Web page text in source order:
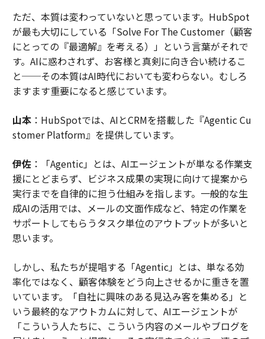
ただ、本質は変わっていないと思っています。HubSpot
が最も大切にしている「Solve For The Customer（顧客
にとっての『最適解』を考える）」という言葉がそれで
す。AIに惑わされず、お客様と真剣に向き合い続けるこ
と──その本質はAI時代においても変わらない。むしろ
ますます重要になると感じています。
山本：HubSpotでは、AIとCRMを搭載した『Agentic Cu
stomer Platform』を提供しています。
伊佐：「Agentic」とは、AIエージェントが単なる作業支
援にとどまらず、ビジネス成果の実現に向けて提案から
実行までを自律的に担う仕組みを指します。一般的な生
成AIの活用では、メールの文面作成など、特定の作業を
サポートしてもらうタスク単位のアウトプットが多いと
思います。
しかし、私たちが提唱する「Agentic」とは、単なる効
率化ではなく、顧客体験をどう向上させるかに重きを置
いています。「自社に興味のある見込み客を集める」と
いう最終的なアウトカムに対して、AIエージェントが
「こういう人たちに、こういう内容のメールやブログを